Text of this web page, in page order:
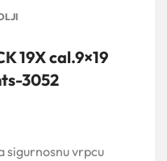
19X cal.9×19
3052
sigurnosnu vrpcu